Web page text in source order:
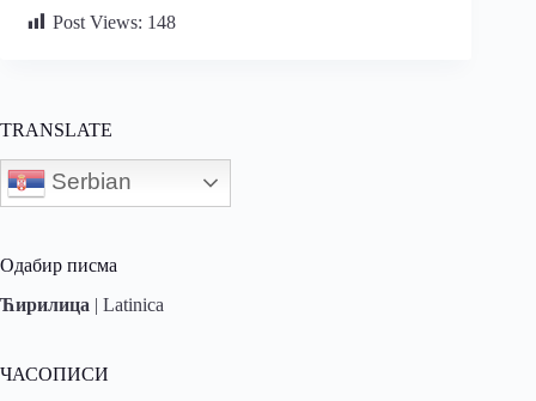
Post Views: 148
TRANSLATE
Serbian
Одабир писма
Ћирилица | Latinica
ЧАСОПИСИ